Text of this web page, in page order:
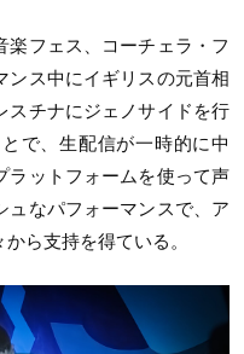
楽フェス、コーチェラ・フ
ンス中にイギリスの元首相
スチナにジェノサイドを行
で、生配信が一時的に中
ラットフォームを使って声
ュなパフォーマンスで、ア
ら支持を得ている。